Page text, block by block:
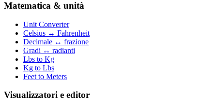
Matematica & unità
Unit Converter
Celsius ↔ Fahrenheit
Decimale ↔ frazione
Gradi ↔ radianti
Lbs to Kg
Kg to Lbs
Feet to Meters
Visualizzatori e editor